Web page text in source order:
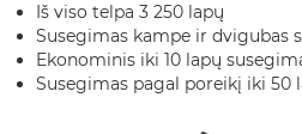
Iš viso telpa 3 250 lapų
Susegimas kampe ir dvigubas
Ekonominis iki 10 lapų
Susegimas pagal poreikį iki 50